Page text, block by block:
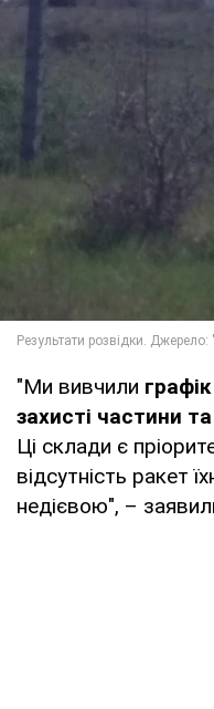
"Ми вивчили
захисті частини
Ці склади є
відсутність ракет
недієвою", –